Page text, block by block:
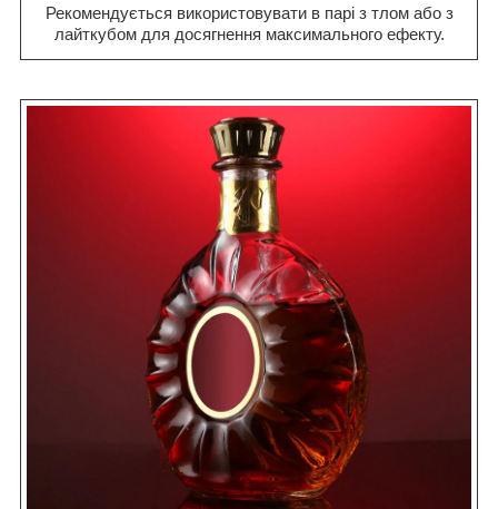
Рекомендується використовувати в парі з тлом або з
лайткубом для досягнення максимального ефекту.